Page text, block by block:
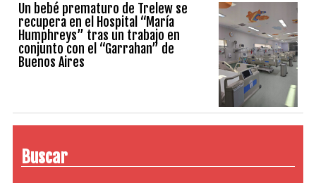
Un bebé prematuro de Trelew se
recupera en el Hospital “María
Humphreys” tras un trabajo en
conjunto con el “Garrahan” de
Buenos Aires
Buscar